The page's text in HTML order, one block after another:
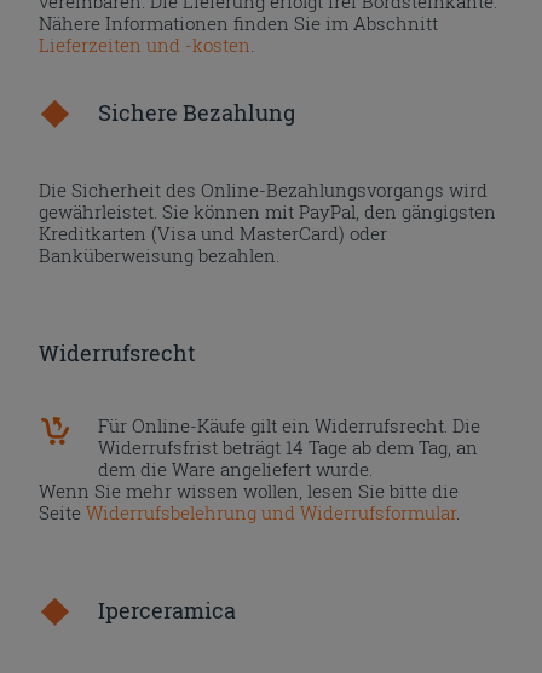
Nähere Informationen finden Sie im Abschnitt
Lieferzeiten und -kosten
Sichere Bezahlung
Die Sicherheit des Online-Bezahlungsvorgangs wird
gewährleistet. Sie können mit PayPal, den gängigsten
Kreditkarten (Visa und MasterCard) oder
Banküberweisung bezahlen.
Widerrufsrecht
Für Online-Käufe gilt ein Widerrufsrecht. Die
Widerrufsfrist beträgt 14 Tage ab dem Tag, an
dem die Ware angeliefert wurde.
Wenn Sie mehr wissen wollen, lesen Sie bitte die
SeiteWiderrufsbelehrung und Widerrufsformular.
Iperceramica